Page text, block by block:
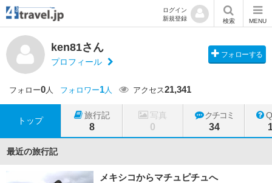
ログイン
新規登録
検索 MENU
ken81さん
プロフィール
フォローする
フォロー0人 フォロワー1人 アクセス21,341
トップ
旅行記
8
写真
0
クチコミ
34
最近の旅行記
メキシコからマチュピチュへ